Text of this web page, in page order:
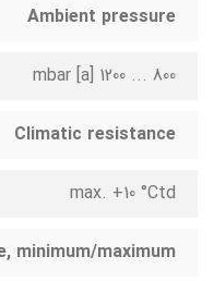
Ambient pressure
800 ... 1200 mbar [a]
Climatic resistance
max. +10 °Ctd
minimum/maximum